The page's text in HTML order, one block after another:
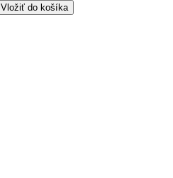
Vložiť do košíka